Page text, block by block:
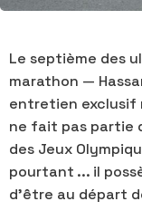
Le septième des
marathon —
entretien exclusif
ne fait pas partie
des Jeux
pourtant ... il
d'être au départ